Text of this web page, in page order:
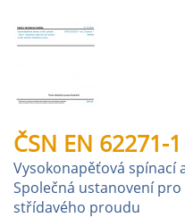
ČSN EN 62271-
Vysokonapěťová spínací
Společná ustanovení
střídavého proudu